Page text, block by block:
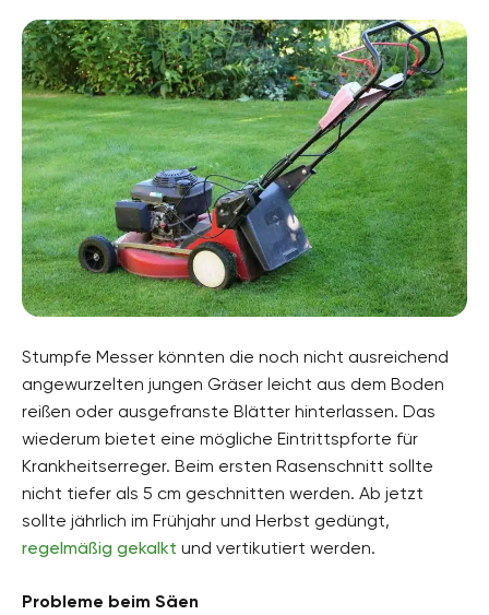
Stumpfe Messer könnten die noch nicht ausreichend
angewurzelten jungen Gräser leicht aus dem Boden
reißen oder ausgefranste Blätter hinterlassen. Das
wiederum bietet eine mögliche Eintrittspforte für
Krankheitserreger. Beim ersten Rasenschnitt sollte
nicht tiefer als 5 cm geschnitten werden. Ab jetzt
sollte jährlich im Frühjahr und Herbst gedüngt,
regelmäßig gekalkt und vertikutiert werden.
Probleme beim Säen